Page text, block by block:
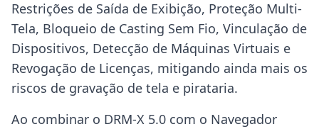
Restrições de Saída de Exibição, Proteção Multi-
Tela, Bloqueio de Casting Sem Fio, Vinculação de
Dispositivos, Detecção de Máquinas Virtuais e
Revogação de Licenças, mitigando ainda mais os
riscos de gravação de tela e pirataria.
Ao combinar o DRM-X 5.0 com o Navegador